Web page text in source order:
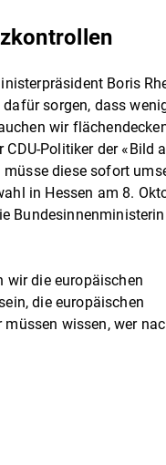
Boris
sorgen, dass
wir
Politiker der «Bild
diese sofort
in Hessen am 8.
wir die europäischen
die europäischen
wissen, wer